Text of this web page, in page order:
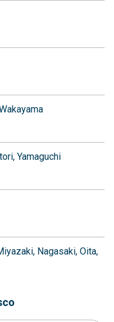
Yamaguchi
Nagasaki Oita